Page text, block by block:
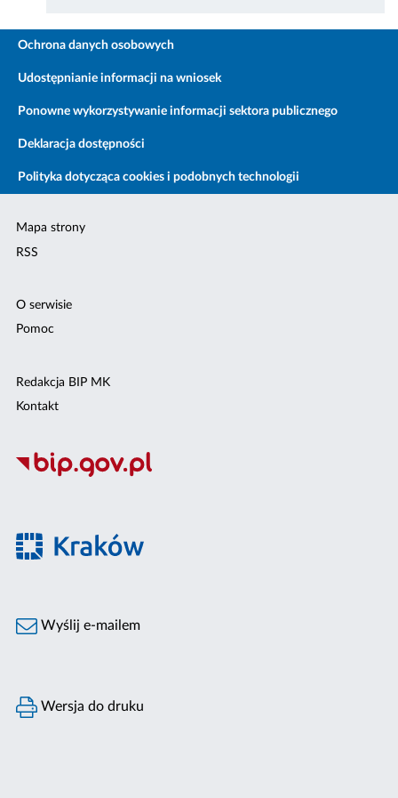
Ochrona danych osobowych
Udostępnianie informacji na wniosek
Ponowne wykorzystywanie informacji sektora publicznego
Deklaracja dostępności
Polityka dotycząca cookies i podobnych technologii
Mapa strony
RSS
O serwisie
Pomoc
Redakcja BIP MK
Kontakt
Wyślij e-mailem
Wersja do druku